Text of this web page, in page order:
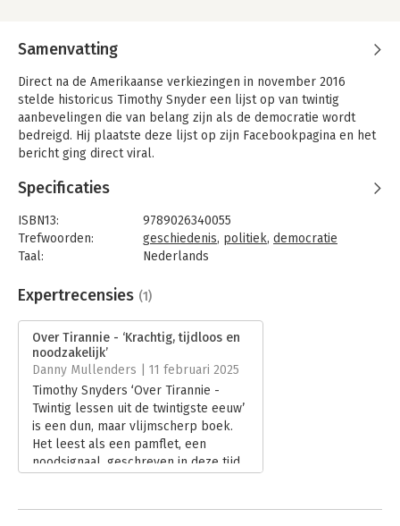
Samenvatting
Direct na de Amerikaanse verkiezingen in november 2016
stelde historicus Timothy Snyder een lijst op van twintig
aanbevelingen die van belang zijn als de democratie wordt
bedreigd. Hij plaatste deze lijst op zijn Facebookpagina en het
bericht ging direct viral.
In Over tirannie werkt Snyder deze twintig lessen uit met
concrete voorbeelden uit de geschiedenis. Hij waarschuwt ons
dat wij niet wijzer zijn dan de Europeanen in de twintigste eeuw,
die hun democratieën zagen zwichten voor fascisme, nazisme
en communisme: bewegingen waarin één leider of één partij
burgers te beschermen tegen bedreigingen van buitenaf.
Ook in de huidige tijd lijkt het voortbestaan van de liberale
democratie op het spel te staan. Niet eerder was de
geschiedenis van de vorige eeuw zo actueel. Een voordeel is
dat we kunnen leren van ervaringen uit het verleden om de
opmars van tirannie te stuiten.
Specificaties
ISBN13:
9789026340055
Trefwoorden:
geschiedenis, politiek, democratie
Taal:
Nederlands
Aantal pagina's:
118
Druk:
Verschijningsdatum:
9-3-2017
Hoofdrubriek: Geschiedenis
Expertrecensies (1)
Over Tirannie - ‘Krachtig, tijdloos en
noodzakelijk’
Danny Mullenders | 11 februari 2025
Timothy Snyders ‘Over Tirannie -
Twintig lessen uit de twintigste eeuw’
is een dun, maar vlijmscherp boek.
Het leest als een pamflet, een
noodsignaal, geschreven in deze tijd